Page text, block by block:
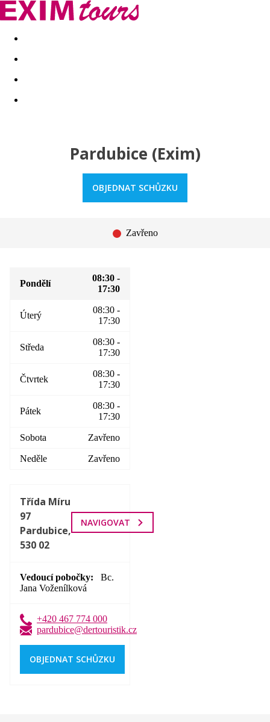
Akční nabídky Last minute
Pardubice (Exim)
OBJEDNAT SCHŮZKU
Zavřeno
Pondělí
08:30 -
17:30
Úterý
08:30 -
17:30
Středa
08:30 -
17:30
Čtvrtek
08:30 -
17:30
Pátek
08:30 -
17:30
Sobota Zavřeno
Neděle Zavřeno
Třída Míru
97
Pardubice,
530 02
NAVIGOVAT
Vedoucí pobočky
Bc.
Jana Voženílková
+420 467 774 000
pardubice@dertouristik.cz
OBJEDNAT SCHŮZKU